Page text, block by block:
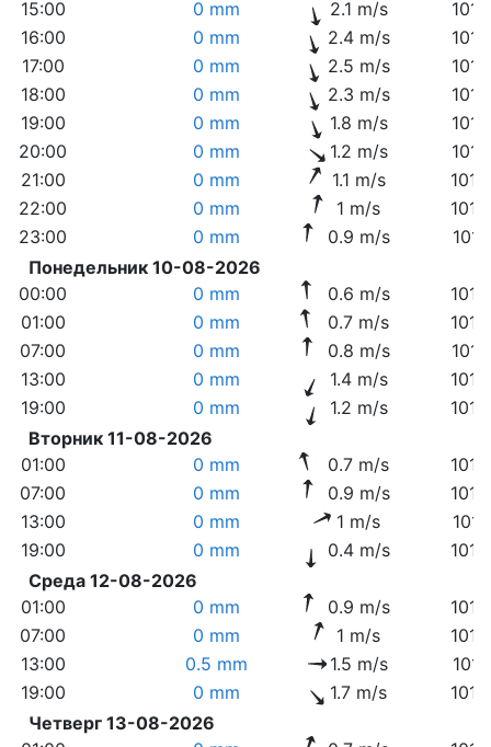
15:00
0 mm 2.1 m/s
16:00
0 mm 2.4 m/s
17:00
0 mm 2.5 m/s
18:00
0 mm 2.3 m/s
19:00
0 mm 1.8 m/s
20:00
0 mm 1.2 m/s
21:00
0 mm 1.1 m/s
22:00
0 mm 1 m/s
23:00
0 mm 0.9 m/s
Понедельник 10-08-2026
00:00
0 mm 0.6 m/s
01:00
0 mm 0.7 m/s
07:00
0 mm 0.8 m/s
13:00
0 mm 1.4 m/s
19:00
0 mm 1.2 m/s
Вторник 11-08-2026
01:00
0 mm 0.7 m/s
07:00
0 mm 0.9 m/s
13:00
0 mm 1 m/s
19:00
0 mm 0.4 m/s
Среда 12-08-2026
01:00
0 mm 0.9 m/s
07:00
0 mm 1 m/s
13:00
0.5 mm 1.5 m/s
19:00
0 mm 1.7 m/s
Четверг 13-08-2026